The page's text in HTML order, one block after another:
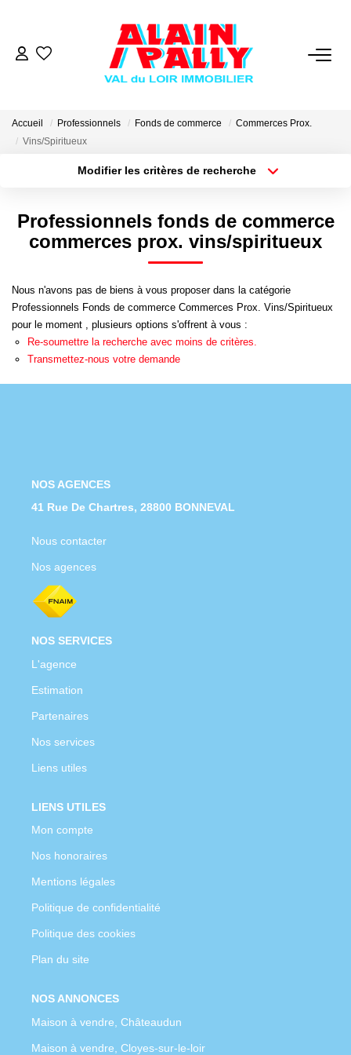
VENTE
LOCATION
GESTION
DERNIERES VENTES
NOS AGENCES
Qui Sommes Nous
Notre Équipe
Nous Rejoindre
Nos Actualités
Accueil Professionnels Fonds de commerce
Commerces Prox.
Vins/Spiritueux
Modifier les critères de recherche
Type de bien
Surface min
Créer une alerte
Professionnels fonds de commerce
commerces prox. vins/spiritueux
Nous n'avons pas de biens à vous proposer dans la catégorie
Professionnels Fonds de commerce Commerces Prox. Vins/Spiritueux
pour le moment , plusieurs options s'offrent à vous :
Re-soumettre la recherche avec moins de critères.
Transmettez-nous votre demande
NOS AGENCES
41 Rue De Chartres, 28800 BONNEVAL
Nous contacter
Nos agences
NOS SERVICES
L'agence
Estimation
Partenaires
Nos services
Liens utiles
LIENS UTILES
Mon compte
Nos honoraires
Mentions légales
Politique de confidentialité
Politique des cookies
Plan du site
NOS ANNONCES
Maison à vendre, Châteaudun
Maison à vendre, Cloyes-sur-le-loir